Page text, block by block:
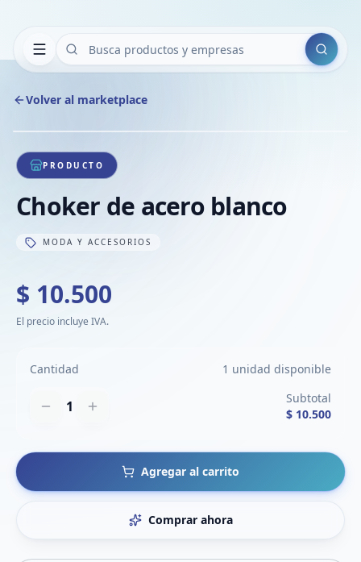
Buscar
Volver al marketplace
1/1
PRODUCTO
Choker de acero blanco
MODA Y ACCESORIOS
$ 10.500
El precio incluye IVA.
Cantidad 1 unidad disponible
1
Subtotal
$ 10.500
Agregar al carrito
Comprar ahora